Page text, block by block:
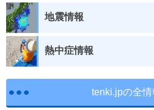
地震情報
熱中症情報
tenki.jpの全